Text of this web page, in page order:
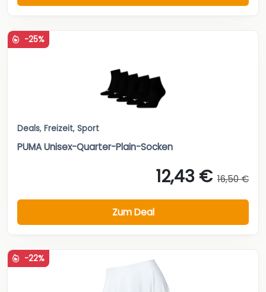
-25%
Deals, Freizeit, Sport
PUMA Unisex-Quarter-Plain-Socken
12,43 € 16,50 €
Zum Deal
-22%